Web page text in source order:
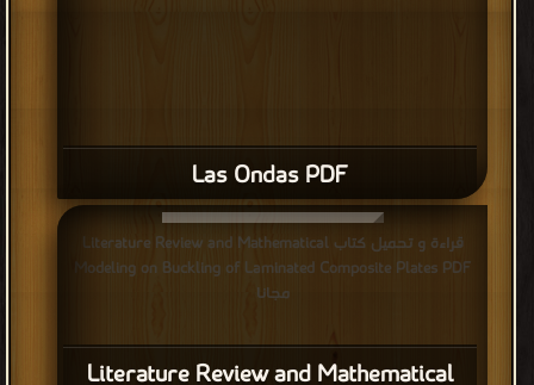
Las Ondas PDF
Literature Review and Mathematical
قراءة و تحميل كتاب Literature Review and Mathematical
Modeling on Buckling of Laminated Composite Plates PDF
مجانا